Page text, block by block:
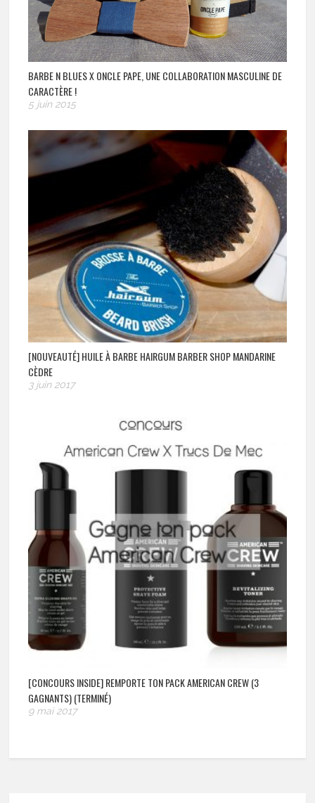
BARBE N BLUES X ONCLE PAPE, UNE COLLABORATION MASCULINE DE
CARACTÈRE !
5 juin 2015
[NOUVEAUTÉ] HUILE À BARBE HAIRGUM BARBER SHOP MANDARINE
CÈDRE
3 juin 2017
[CONCOURS INSIDE] REMPORTE TON PACK AMERICAN CREW (3
GAGNANTS) (TERMINÉ)
9 mai 2017